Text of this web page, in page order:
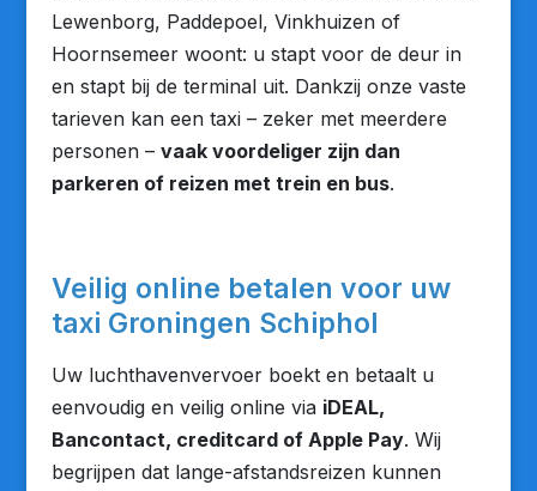
Lewenborg, Paddepoel, Vinkhuizen of
Hoornsemeer woont: u stapt voor de deur in
en stapt bij de terminal uit. Dankzij onze vaste
tarieven kan een taxi – zeker met meerdere
personen – vaak voordeliger zijn dan
parkeren of reizen met trein en bus.
Veilig online betalen voor uw
taxi Groningen Schiphol
Uw luchthavenvervoer boekt en betaalt u
eenvoudig en veilig online via iDEAL,
Bancontact, creditcard of Apple Pay. Wij
begrijpen dat lange-afstandsreizen kunnen